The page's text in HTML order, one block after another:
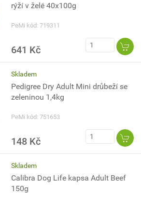
rýží v želé 40x100g
PeMi kód: 719311
641 Kč
Skladem
Pedigree Dry Adult Mini drůbeží se
zeleninou 1,4kg
PeMi kód: 751653
148 Kč
Skladem
Calibra Dog Life kapsa Adult Beef
150g